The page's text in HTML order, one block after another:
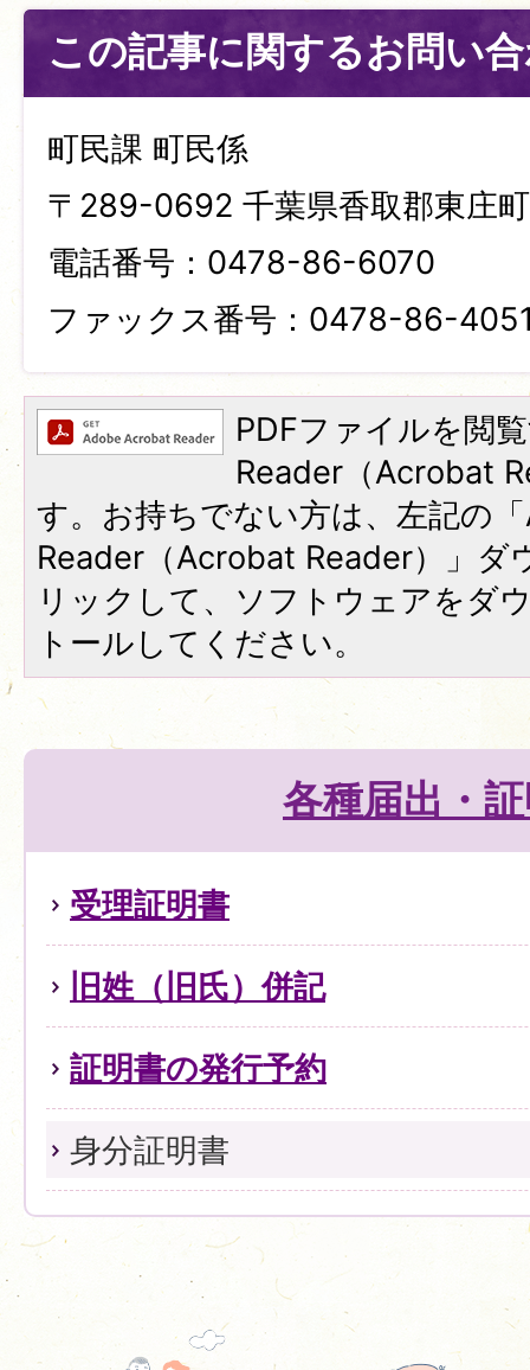
この記事に関するお問い
町民課 町民係
〒289-0692 千葉県香取郡東庄
電話番号：0478-86-6070
ファックス番号：0478-86-
PDFファイルを閲
Reader（Acrobat
す。お持ちでない方は、左記の
Reader（Acrobat Reader）」ダ
リックして、ソフトウェアをダ
トールしてください。
各種届出・
受理証明書
旧姓（旧氏）併記
証明書の発行予約
身分証明書